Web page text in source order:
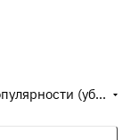
По популярности (убывание)